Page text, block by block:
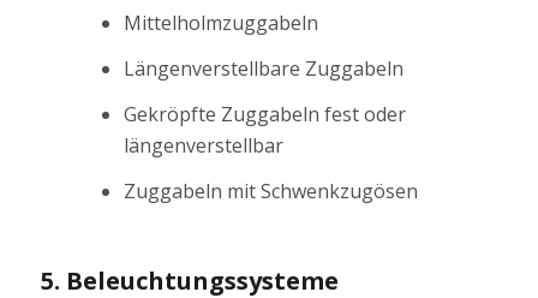
Mittelholmzuggabeln
Längenverstellbare Zuggabeln
Gekröpfte Zuggabeln fest oder
längenverstellbar
Zuggabeln mit Schwenkzugösen
5. Beleuchtungssysteme